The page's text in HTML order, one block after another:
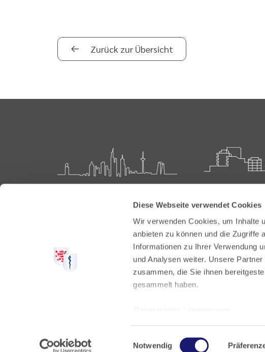
Diese Webseite verwendet Cookies
Wir verwenden Cookies, um Inhalte
anbieten zu können und die Zugriffe
Informationen zu Ihrer Verwendung
und Analysen weiter. Unsere
zusammen, die Sie ihnen
gesammelt haben.
Einwilligungsauswahl
Notwendig
Zurück zur Übersicht
Postfach 60 05 66
60335 Frankfurt
Weiterbildung
61231 Bad Nauheim
Tel:+49 6032 782-
Fax: +49 6032 782-
Weitere Adressen und Servicezeiten Datenschutz